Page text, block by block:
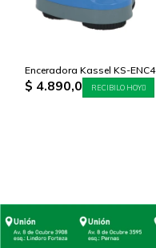
Enceradora Kassel KS-ENC4
$ 4.890,0 RECIBILO HOY